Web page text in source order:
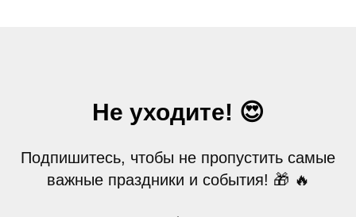
Не уходите! 😍
Подпишитесь, чтобы не пропустить самые
важные праздники и события! 🎁 🔥